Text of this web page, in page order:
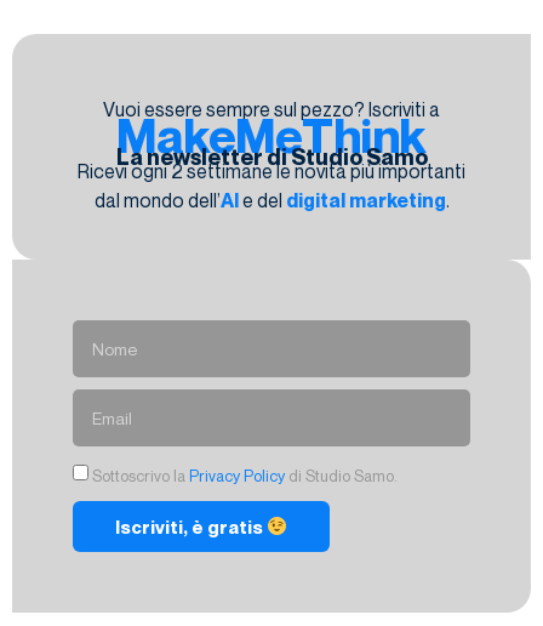
Vuoi essere sempre sul pezzo? Iscriviti a
MakeMeThink
La newsletter di Studio Samo
Ricevi ogni 2 settimane le novità più importanti
dal mondo dell’AIe del digital marketing.
Sottoscrivo la Privacy Policy di Studio Samo.
Iscriviti, è gratis